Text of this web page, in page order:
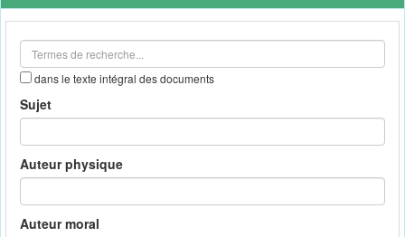
outils
dans le texte intégral des documents
Sujet
Auteur physique
Auteur moral